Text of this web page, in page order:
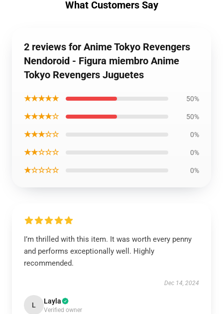
What Customers Say
2 reviews for Anime Tokyo Revengers
Nendoroid - Figura miembro Anime
Tokyo Revengers Juguetes
★★★★★ 50%
★★★★☆ 50%
★★★☆☆ 0%
★★☆☆☆ 0%
★☆☆☆☆ 0%
I’m thrilled with this item. It was worth every penny
and performs exceptionally well. Highly
recommended.
Dec 14, 2024
L Layla
Verified owner